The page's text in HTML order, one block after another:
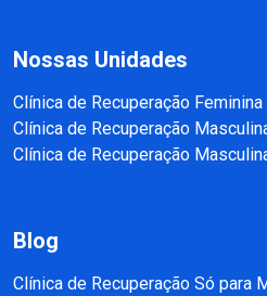
Nossas Unidades
Clínica de Recuperação
Clínica de Recuperação
Clínica de Recuperação
Blog
Clínica de Recuperação Só para